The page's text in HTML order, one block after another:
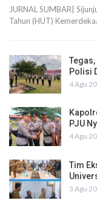
JURNAL SUMBAR|
Tahun (HUT)
Polisi
4 Agu
PJU
4 Agu
Tim
3 Agu